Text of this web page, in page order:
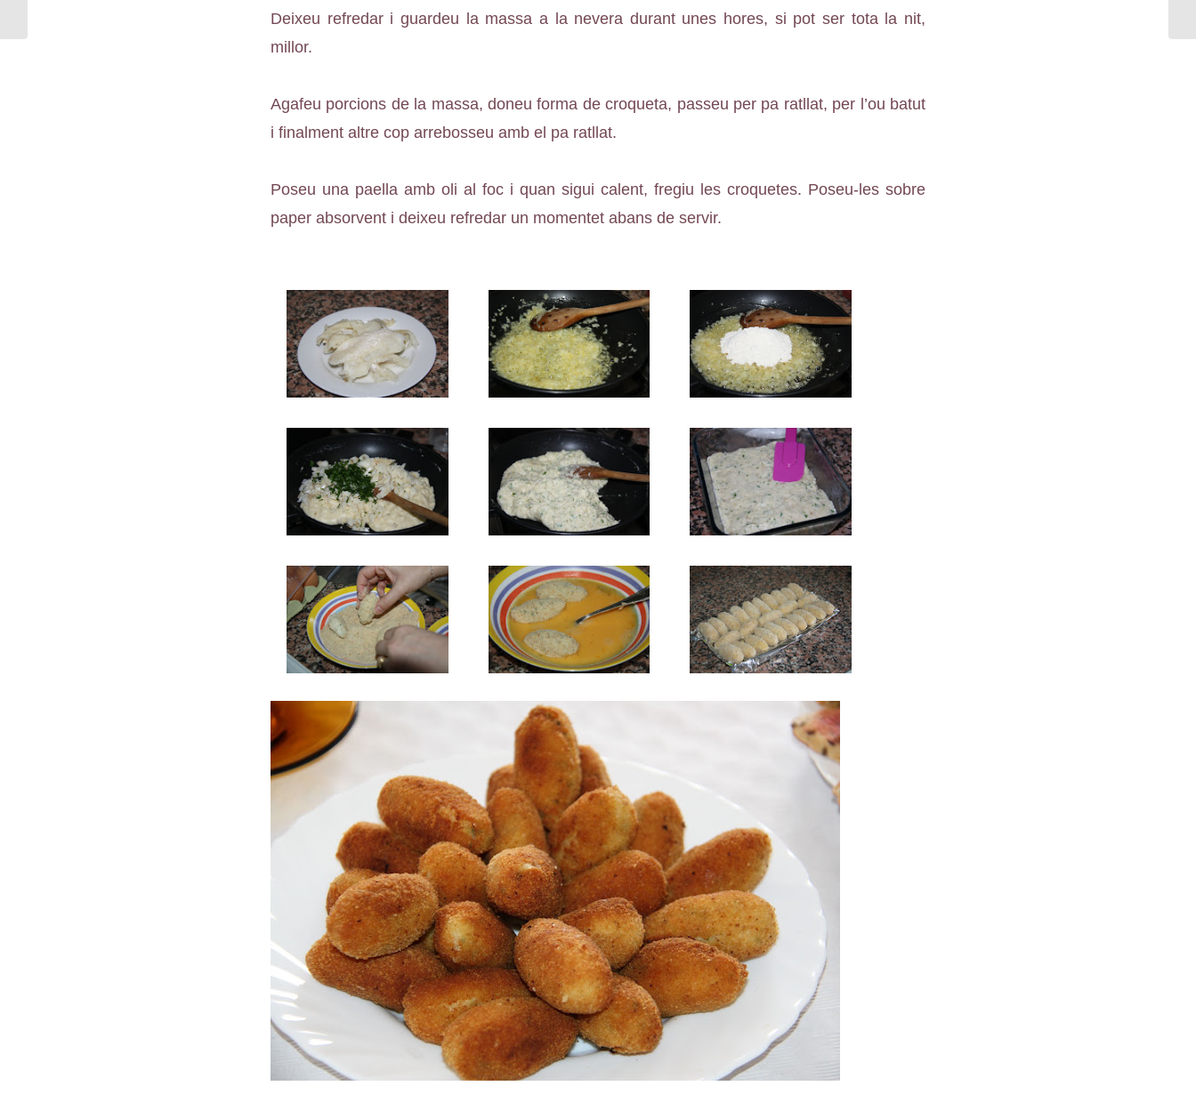
Deixeu refredar i guardeu la massa a la nevera durant unes hores, si pot ser tota la nit,
millor.
Agafeu porcions de la massa, doneu forma de croqueta, passeu per pa ratllat, per l’ou batut
i finalment altre cop arrebosseu amb el pa ratllat.
Poseu una paella amb oli al foc i quan sigui calent, fregiu les croquetes. Poseu-les sobre
paper absorvent i deixeu refredar un momentet abans de servir.